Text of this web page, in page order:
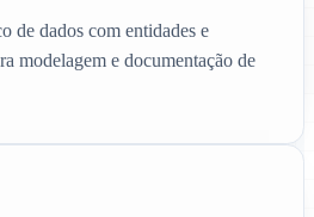
de dados com entidades e
modelagem e documentação de